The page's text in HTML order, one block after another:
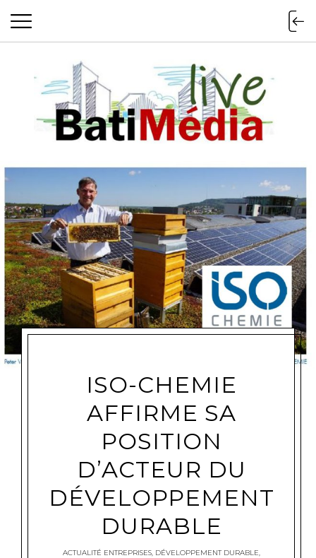
Batimedialive
ISO-CHEMIE
AFFIRME SA
POSITION
D’ACTEUR DU
DÉVELOPPEMENT
DURABLE
ACTUALITÉ ENTREPRISES, DÉVELOPPEMENT DURABLE,